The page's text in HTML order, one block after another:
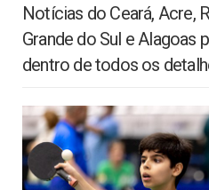
Notícias do Ceará, Acre,
Grande do Sul e Alagoas
dentro de todos os